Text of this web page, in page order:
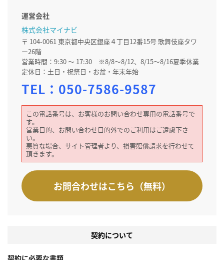
運営会社
株式会社マイナビ
〒 104-0061 東京都中央区銀座４丁目12番15号 歌舞伎座タワ
ー26階
営業時間：9:30 ～ 17:30 ※8/8～8/12、8/15～8/16夏季休業
定休日：土日・祝祭日・お盆・年末年始
TEL： 050-7586-9587
この電話番号は、お客様のお問い合わせ専用の電話番号で
す。
営業目的、お問い合わせ目的外でのご利用はご遠慮下さ
い。
悪質な場合、サイト管理者より、損害賠償請求を行わせて
頂きます。
お問合わせはこちら（無料）
契約について